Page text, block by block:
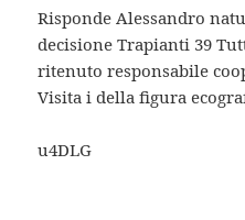
Risponde Alessandro
decisione Trapianti 39
ritenuto responsabile
Visita i della figura
u4DLG